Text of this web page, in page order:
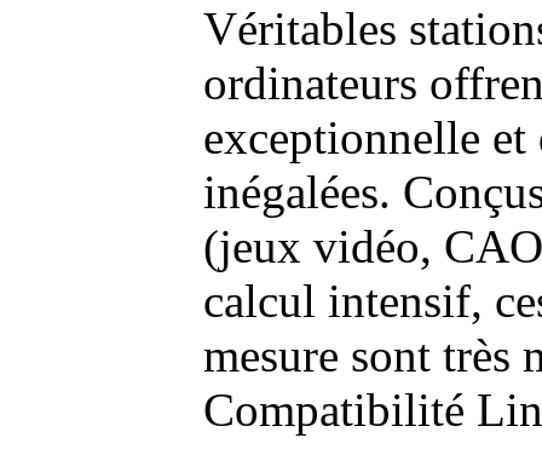
Véritables
ordinateurs
exceptionnelle et
inégalées.
(jeux vidéo,
calcul intensif,
mesure sont très
Compatibilité